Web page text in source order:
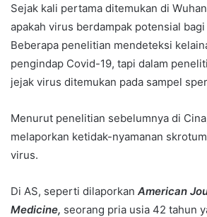
Sejak kali pertama ditemukan di
apakah virus berdampak potensial
Beberapa penelitian mendeteksi
pengindap Covid-19, tapi dalam
jejak virus ditemukan pada sampel
Menurut penelitian sebelumnya di
melaporkan ketidak-nyamanan
virus.
Di AS, seperti dilaporkan American
Medicine, seorang pria usia 42 tahun